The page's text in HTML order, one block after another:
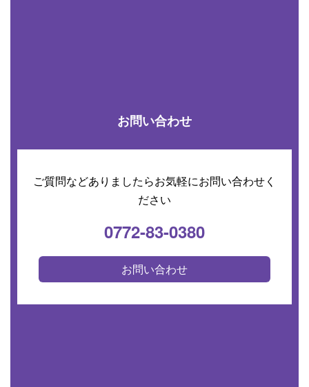
お問い合わせ
ご質問などありましたらお気軽にお問い合わせく
ださい
0772-83-0380
お問い合わせ